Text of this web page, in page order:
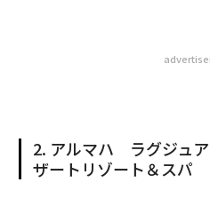
2. アルマハ ラグジュ
ザートリゾート＆スパ